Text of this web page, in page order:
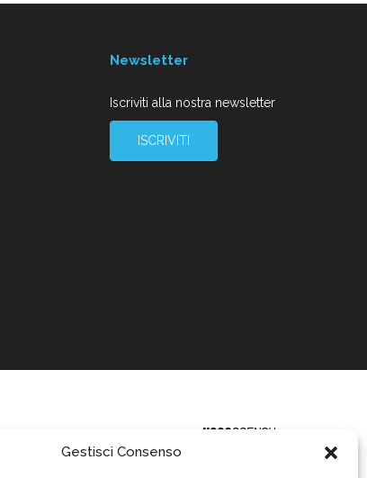
Gestisci Consenso
Newsletter
Iscriviti alla nostra newsletter
ISCRIVITI